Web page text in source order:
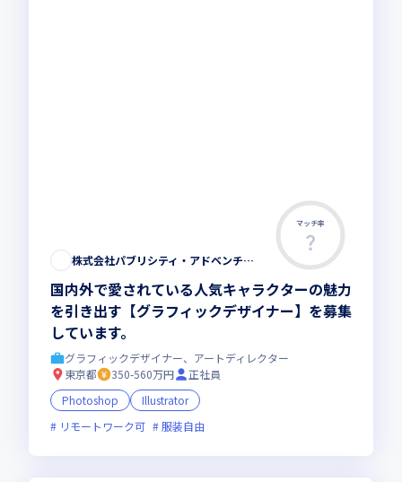
マッチ率
株式会社パブリシティ・アドベンチャーズ
国内外で愛されている人気キャラクターの魅力
を引き出す【グラフィックデザイナー】を募集
しています。
グラフィックデザイナー、アートディレクター
東京都
350-560万円
正社員
Photoshop
Illustrator
リモートワーク可
服装自由